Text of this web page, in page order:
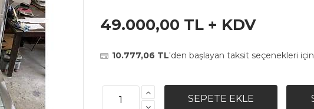
49.000,00 TL + KDV
10.777,06 TL'den başlayan taksit seçenekleri için